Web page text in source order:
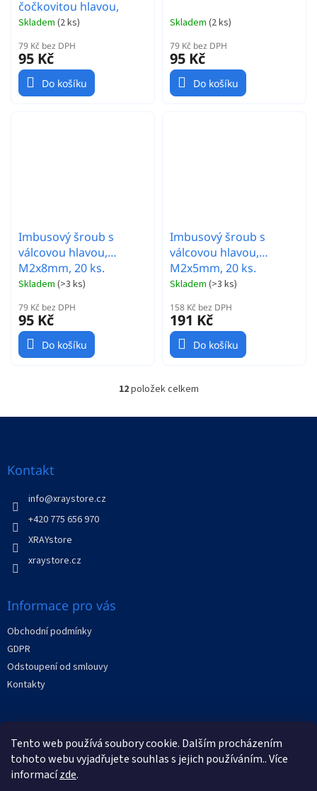
Tento web používá soubory cookie. Dalším procházením
tohoto webu vyjadřujete souhlas s jejich používáním.. Více
informacízde.
čočkovitou hlavou,
M2x6mm, 10 ks.
Skladem (2 ks)
79 Kč bez DPH
95 Kč
Do košíku
Skladem (2 ks)
79 Kč bez DPH
95 Kč
Do košíku
Imbusový šroub s
válcovou hlavou,
M2x8mm, 20 ks.
Skladem (>3 ks)
79 Kč bez DPH
95 Kč
Do košíku
Imbusový šroub s
válcovou hlavou,
M2x5mm, 20 ks.
Skladem (>3 ks)
158 Kč bez DPH
191 Kč
Do košíku
O
l
12položek celkem
Kontakt
info@xraystore.cz
+420 775 656 970
XRAYstore
xraystore.cz
Informace pro vás
Obchodní podmínky
GDPR
Odstoupení od smlouvy
Kontakty
Facebook